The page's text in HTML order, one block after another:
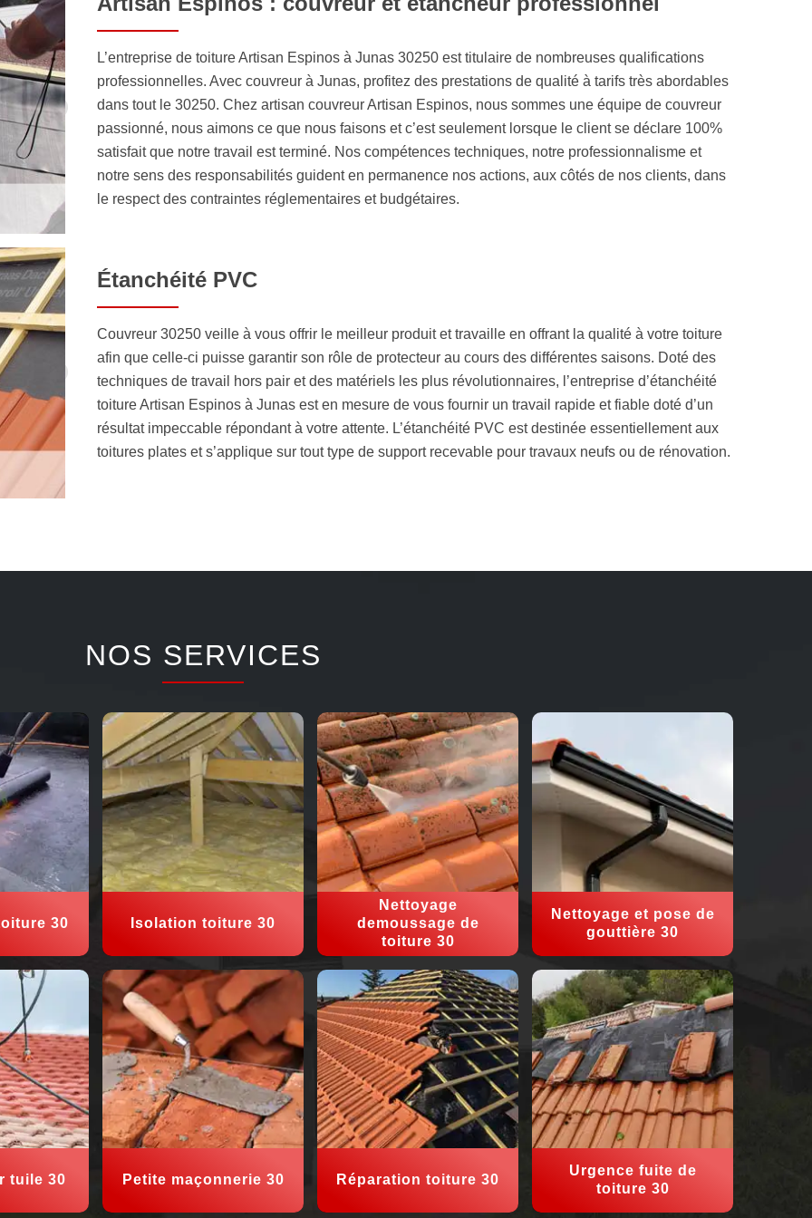
L’entreprise de toiture Artisan Espinos à Junas 30250 est titulaire de nombreuses qualifications
professionnelles. Avec couvreur à Junas, profitez des prestations de qualité à tarifs très abordables
dans tout le 30250. Chez artisan couvreur Artisan Espinos, nous sommes une équipe de couvreur
passionné, nous aimons ce que nous faisons et c’est seulement lorsque le client se déclare 100%
satisfait que notre travail est terminé. Nos compétences techniques, notre professionnalisme et
notre sens des responsabilités guident en permanence nos actions, aux côtés de nos clients, dans
le respect des contraintes réglementaires et budgétaires.
Étanchéité PVC
Couvreur 30250 veille à vous offrir le meilleur produit et travaille en offrant la qualité à votre toiture
afin que celle-ci puisse garantir son rôle de protecteur au cours des différentes saisons. Doté des
techniques de travail hors pair et des matériels les plus révolutionnaires, l’entreprise d’étanchéité
toiture Artisan Espinos à Junas est en mesure de vous fournir un travail rapide et fiable doté d’un
résultat impeccable répondant à votre attente. L’étanchéité PVC est destinée essentiellement aux
toitures plates et s’applique sur tout type de support recevable pour travaux neufs ou de rénovation.
NOS SERVICES
30 Isolation toiture 30
Nettoyage
demoussage de
toiture 30
Nettoyage et pose de
gouttière 30
tuile 30 Petite maçonnerie 30 Réparation toiture 30
Urgence fuite de
toiture 30